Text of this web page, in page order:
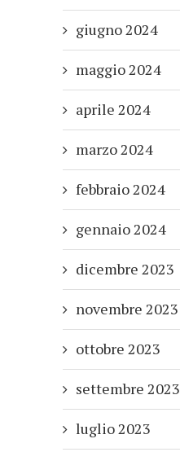
giugno 2024
maggio 2024
aprile 2024
marzo 2024
febbraio 2024
gennaio 2024
dicembre 2023
novembre 2023
ottobre 2023
settembre 2023
luglio 2023